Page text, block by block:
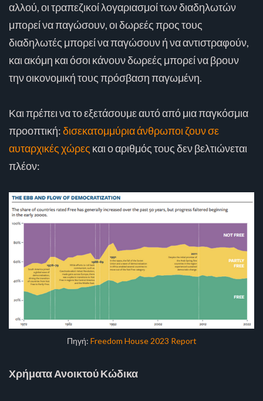
αλλού, οι τραπεζικοί λογαριασμοί των διαδηλωτών
μπορεί να παγώσουν, οι δωρεές προς τους
διαδηλωτές μπορεί να παγώσουν ή να αντιστραφούν,
και ακόμη και όσοι κάνουν δωρεές μπορεί να βρουν
την οικονομική τους πρόσβαση παγωμένη.
Και πρέπει να το εξετάσουμε αυτό από μια παγκόσμια
προοπτική:δισεκατομμύρια άνθρωποι ζουν σε
αυταρχικές χώρες και ο αριθμός τους δεν βελτιώνεται
πλέον:
Πηγή: Freedom House 2023 Report
Χρήματα Ανοικτού Κώδικα